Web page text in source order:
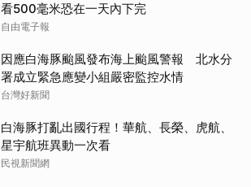
看500毫米恐在一天內下完
自由電子報
因應白海豚颱風發布海上颱風警報 北水分
署成立緊急應變小組嚴密監控水情
台灣好新聞
白海豚打亂出國行程！華航、長榮、虎航、
星宇航班異動一次看
民視新聞網